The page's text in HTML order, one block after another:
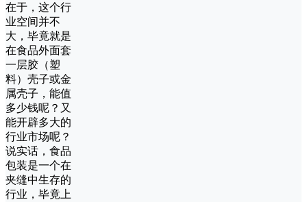
在于，这个行
业空间并不
大，毕竟就是
在食品外面套
一层胶（塑
料）壳子或金
属壳子，能值
多少钱呢？又
能开辟多大的
行业市场呢？
说实话，食品
包装是一个在
夹缝中生存的
行业，毕竟上